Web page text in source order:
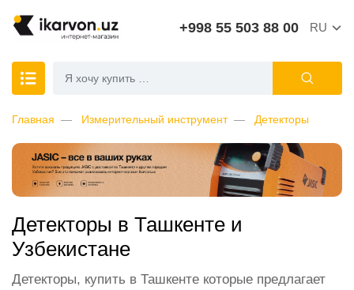
+998 55 503 88 00 RU
Главная Измерительный инструмент Детекторы
Детекторы в Ташкенте и
Узбекистане
Детекторы, купить в Ташкенте которые предлагает